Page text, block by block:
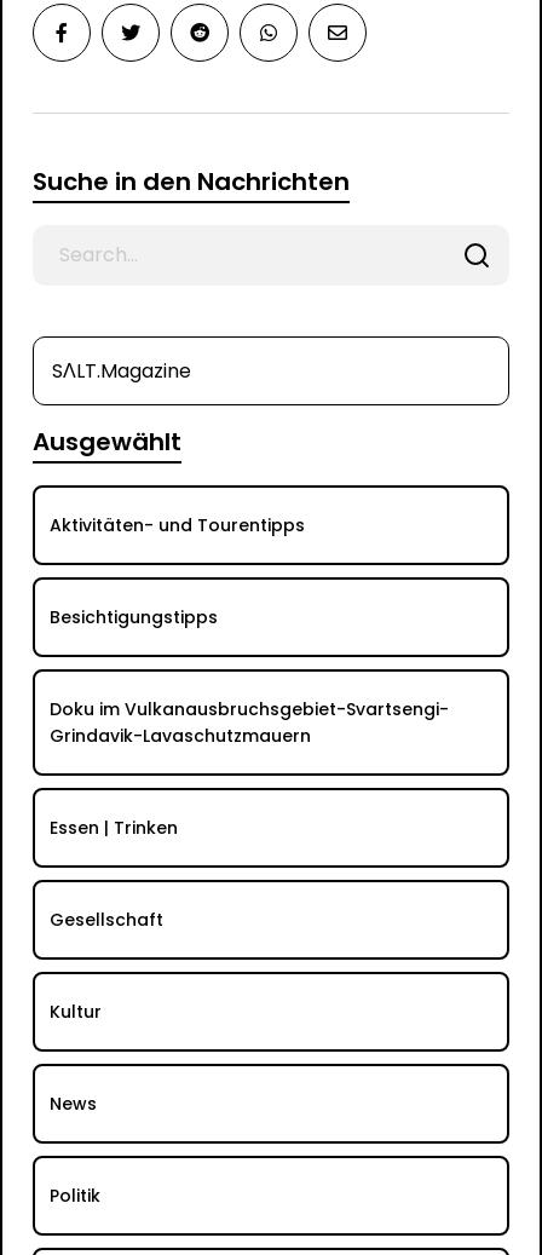
Suche in den Nachrichten
SΛLT.Magazine
Ausgewählt
Aktivitäten- und Tourentipps
Besichtigungstipps
Doku im Vulkanausbruchsgebiet-Svartsengi-
Grindavik-Lavaschutzmauern
Essen | Trinken
Gesellschaft
Kultur
News
Politik